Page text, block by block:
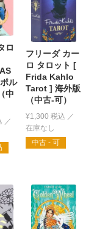
ロ
ル
中
フリーダ カー
ロ タロット [
Frida Kahlo
Tarot ] 海外版
（中古-可）
¥1,300 税込
中古 - 可